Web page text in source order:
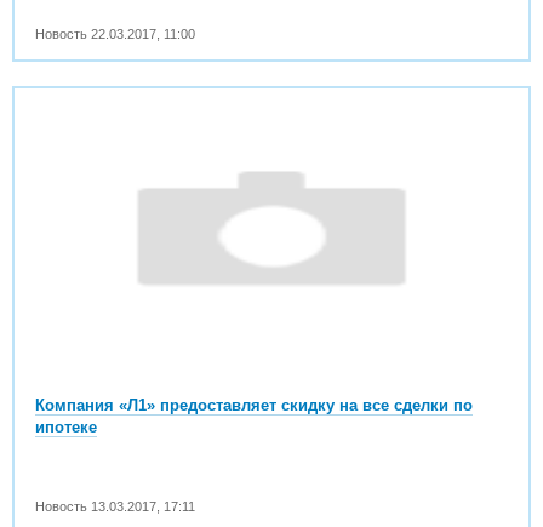
Новость22.03.2017 11:00
Компания «Л1» предоставляет скидку на все сделки по
ипотеке
Новость 13.03.2017 17:11